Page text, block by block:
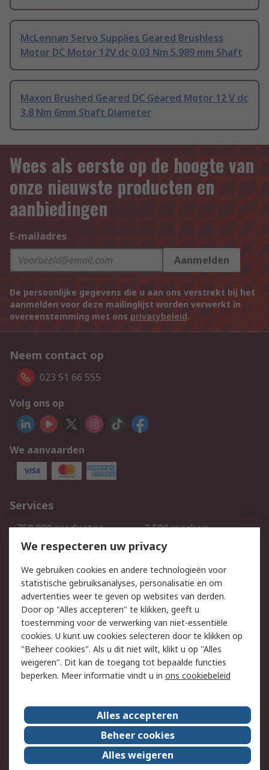
McLennan Servo Supplies Geared Brushless
Motor DC Motor 12V dc 0.03 Nm 5.989 mm Shaft
Maxon Brushed Geared DC Geared Motor 12 V dc
3.8 Nm 6mm Shaft Diameter
Wees als eerste op de hoogte van
onze nieuwste producten en
aanbiedingen
E-mailadres
Aanmelden
De persoonlijke gegevens die u aan ons verstrekt bij het
aanmelden voor deze mailinglijst worden verwerkt in
overeenstemming met ons privacybeleid.
Neem contact op
023 51 66 555
Volg ons op
We aanvaarden
Services
750.000 producten
2.500 merken
Bestellen
Inkoopoplossingen
Track & Trace
Wettelijk
Cookiebeleid
Email veiligheid
Privacybeleid
Websitevoorwaarden
Algemene
verkoopvoorwaarden
Over RS
RS Group
Over ons
RS wereldwijd
Werken bij RS
ESG
We respecteren uw privacy
We gebruiken cookies en andere technologieën voor
statistische gebruiksanalyses, personalisatie en om
advertenties weer te geven op websites van derden.
Door op "Alles accepteren" te klikken, geeft u
toestemming voor de verwerking van niet-essentiële
cookies. U kunt uw cookies selecteren door te klikken op
"Beheer cookies". Als u dit niet wilt, klikt u op "Alles
weigeren". Dit kan de toegang tot bepaalde functies
beperken. Meer informatie vindt u in ons cookiebeleid
Alles accepteren
Beheer cookies
Alles weigeren